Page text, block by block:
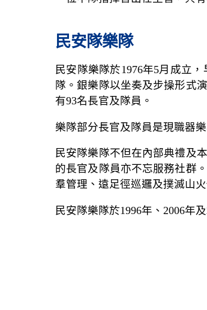
民安隊樂隊
民安隊樂隊於1976年5月成立
隊。銀樂隊以坐奏及步操形式
有93名長官及隊員。
樂隊部分長官及隊員是現職器
民安隊樂隊不但在內部典禮及
的長官及隊員亦不忘服務社群
羣管理、遠足徑巡邏及撲滅山
民安隊樂隊於1996年、2006年